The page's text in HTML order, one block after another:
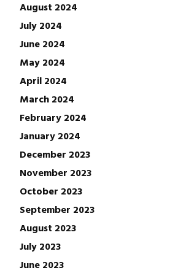
August 2024
July 2024
June 2024
May 2024
April 2024
March 2024
February 2024
January 2024
December 2023
November 2023
October 2023
September 2023
August 2023
July 2023
June 2023